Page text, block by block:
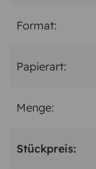
Format:
Papierart:
Menge:
Stückpreis: